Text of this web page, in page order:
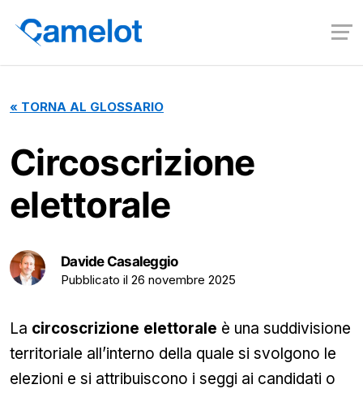
« TORNA AL GLOSSARIO
Circoscrizione
elettorale
Davide Casaleggio
Pubblicato il 26 novembre 2025
La circoscrizione elettorale è una suddivisione
territoriale all’interno della quale si svolgono le
elezioni e si attribuiscono i seggi ai candidati o